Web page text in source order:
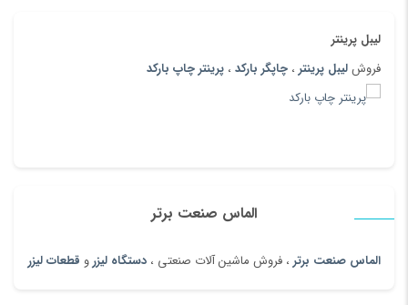
لیبل پرینتر
فروشلیبل پرینتر ، چاپگر بارکد ، پرینتر چاپ بارکد
الماس صنعت برتر
الماس صنعت برتر ، فروش ماشین آلات صنعتی ، دستگاه لیزرو قطعات لیزر